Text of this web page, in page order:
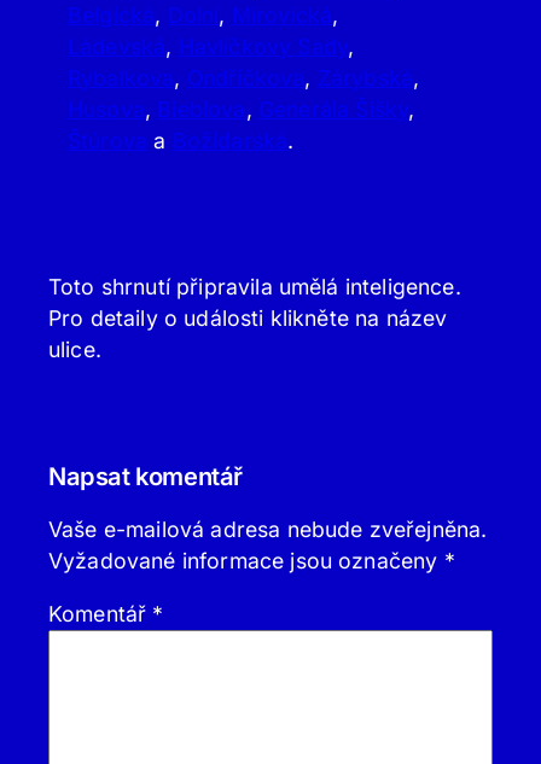
Belgická, Dolní, Mirovická,
Ládevská, Havlíčkovy Sady,
Rybalkova, Ondříčkova, Zárybská,
Husova, Bieblova, Generála Šišky,
Štúrova a Božídarská.
Toto shrnutí připravila umělá inteligence.
Pro detaily o události klikněte na název
ulice.
Napsat komentář
Vaše e-mailová adresa nebude zveřejněna.
Vyžadované informace jsou označeny *
Komentář *